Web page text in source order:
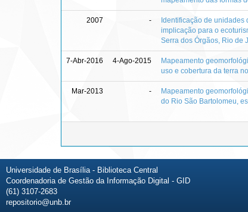
2007 -
Identificação de unidades
implicação para o
Serra dos Órgãos, Rio de
7-Abr-2016 4-Ago-2015
Mapeamento
uso e cobertura da terra
Mar-2013 -
Mapeamento
do Rio São Bartolomeu,
Universidade de Brasília - Biblioteca Central
Coordenadoria de Gestão da Informação Digital - GID
(61) 3107-2683
repositorio@unb.br